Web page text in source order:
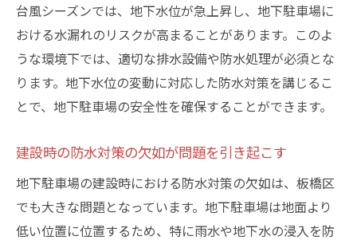
板橋区で推奨される愛車保護グッズ
駐車場環境改善による愛車保護策
板橋区で実践される地下駐車場の効果的な修繕
方法
プロによる水漏れ診断の流れ
修繕に使われる最新技術とその効果
板橋区での実績に基づく修繕方法の選択
修繕工事の工程と注意点
修繕後のアフターケアが重要な理由
台風シーズンでは、地下水位が急上昇し、地下駐車場に
おける水漏れのリスクが高まることがあります。このよ
うな環境下では、適切な排水設備や防水処理が必須とな
ります。地下水位の変動に対応した防水対策を講じるこ
とで、地下駐車場の安全性を確保することができます。
建設時の防水対策の欠如が問題を引き起こす
地下駐車場の建設時における防水対策の欠如は、板橋区
でも大きな問題となっています。地下駐車場は地面より
低い位置に位置するため、特に雨水や地下水の浸入を防